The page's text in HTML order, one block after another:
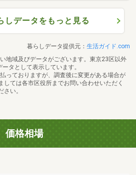
しデータをもっと見る
暮らしデータ提供元： 生活ガイド.com
地域及びデータがございます。東京23区以外
タとして表示しています。
っておりますが、調査後に変更がある場合が
しては各市区役所までお問い合わせいただく
い。
価格相場